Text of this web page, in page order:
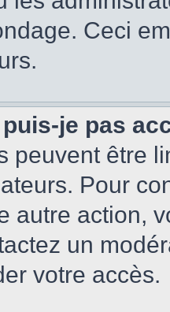
Ceci
je pas
peuvent être
Pour
autre action,
un
votre accès.